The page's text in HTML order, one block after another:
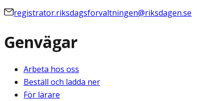
registrator.riksdagsforvaltningen@riksdagen.se
Genvägar
Arbeta hos oss
Beställ och ladda ner
För lärare